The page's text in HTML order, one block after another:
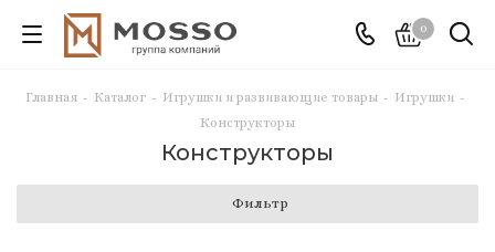
0
Главная - Каталог - Игрушки и развивающие товары - Игрушки -
Конструкторы
Конструкторы
Фильтр